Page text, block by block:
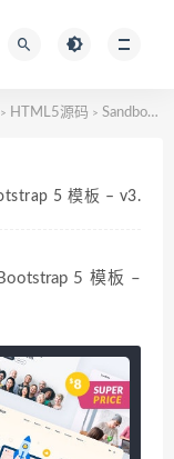
> HTML5源码 > Sandbox – 现代多简洁用途企业网站 Bootstrap 5 模板 – v3.1.0
5 模板 – v3.
5 模板 –